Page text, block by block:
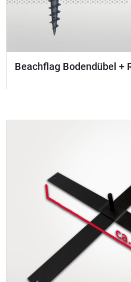
Beachflag Bodendübel +